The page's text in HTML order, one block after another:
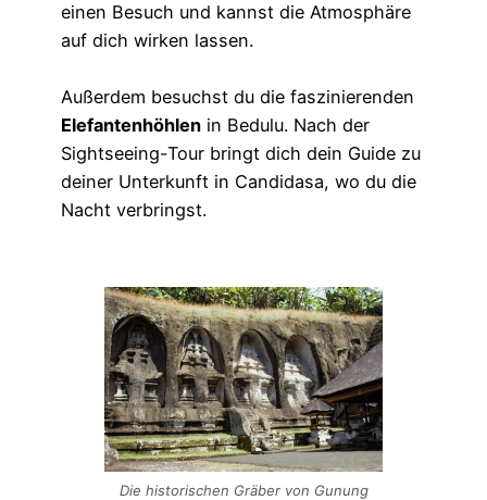
einen Besuch und kannst die Atmosphäre
auf dich wirken lassen.
Außerdem besuchst du die faszinierenden
Elefantenhöhlen in Bedulu. Nach der
Sightseeing-Tour bringt dich dein Guide zu
deiner Unterkunft in Candidasa, wo du die
Nacht verbringst.
Die historischen Gräber von Gunung